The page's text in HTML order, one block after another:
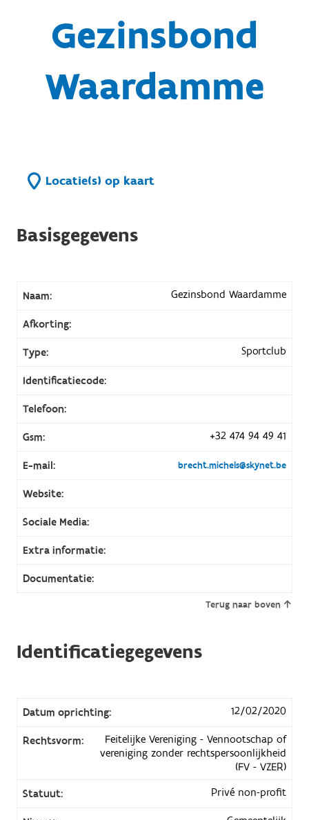
Gezinsbond
Waardamme
Locatie(s) op kaart
Basisgegevens
Naam: Gezinsbond Waardamme
Afkorting:
Type: Sportclub
Identificatiecode:
Telefoon:
Gsm: +32 474 94 49 41
E-mail: brecht.michels@skynet.be
Website:
Sociale Media:
Extra informatie:
Documentatie:
Terug naar boven
Identificatiegegevens
Datum oprichting: 12/02/2020
Rechtsvorm:
Feitelijke Vereniging - Vennootschap of
vereniging zonder rechtspersoonlijkheid
(FV - VZER)
Statuut:
Privé non-profit